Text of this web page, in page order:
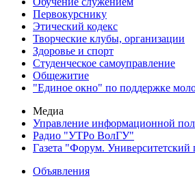
Первокурснику
Этический кодекс
Творческие клубы, организации
Здоровье и спорт
Студенческое самоуправление
Общежитие
"Единое окно" по поддержке
Медиа
Управление информационной
Радио "УТРо ВолГУ"
Газета "Форум. Университетский
Объявления